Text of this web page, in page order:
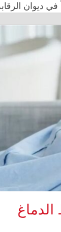
الرقابة
تجدد التزامها
الدماغ